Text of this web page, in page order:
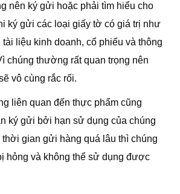
nên ký gửi hoặc phải tìm hiểu cho
ký gửi các loại giấy tờ có giá trị như
tài liệu kinh doanh, cổ phiếu và thông
chúng thường rất quan trọng nên
vô cùng rắc rối.
liên quan đến thực phẩm cũng
ký gửi bởi hạn sử dụng của chúng
thời gian gửi hàng quá lâu thì chúng
hỏng và không thể sử dụng được